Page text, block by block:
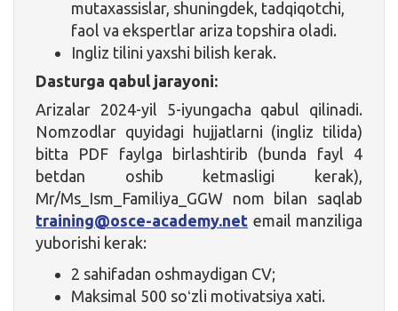
mutaxassislar, shuningdek, tadqiqotchi,
faol va ekspertlar ariza topshira oladi.
Ingliz tilini yaxshi bilish kerak.
Dasturga qabul jarayoni:
Arizalar 2024-yil 5-iyungacha qabul qilinadi.
Nomzodlar quyidagi hujjatlarni (ingliz tilida)
bitta PDF faylga birlashtirib (bunda fayl 4
betdan oshib ketmasligi kerak),
Mr/Ms_Ism_Familiya_GGW nom bilan saqlab
training@osce-academy.net email manziliga
yuborishi kerak:
2 sahifadan oshmaydigan CV;
Maksimal 500 soʻzli motivatsiya xati.